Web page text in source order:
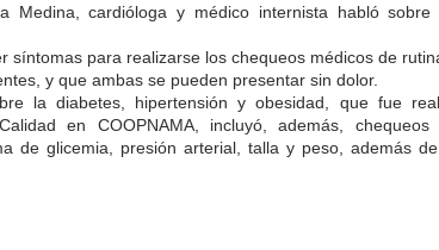
Medina, cardióloga y médico internista habló
síntomas para realizarse los chequeos médicos de
y que ambas se pueden presentar sin dolor.
la diabetes, hipertensión y obesidad, que fue
en COOPNAMA, incluyó, además,
de glicemia, presión arterial, talla y peso, además